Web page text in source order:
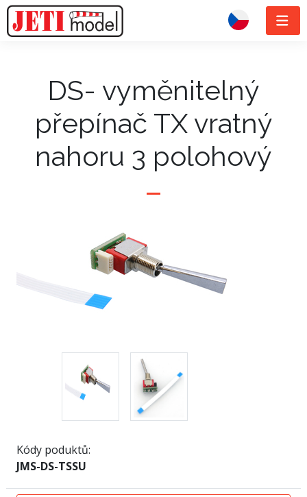
DS- vyměnitelný
přepínač TX vratný
nahoru 3 polohový
Kódy poduktů:
JMS-DS-TSSU